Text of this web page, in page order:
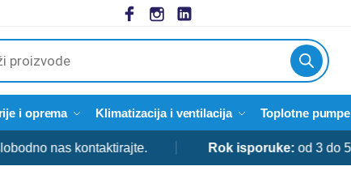
i oprema Klimatizacija i ventilacija Toplotne pumpe
nas kontaktirajte. Rok isporuke:od 3 do 5 dana.